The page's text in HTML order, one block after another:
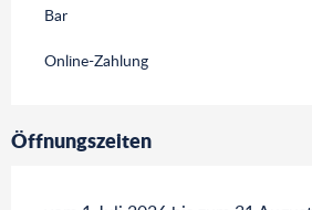
Bar
Online-Zahlung
Öffnungszeiten